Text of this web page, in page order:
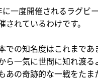
に一度開催されるラグビ
されているわけです。
での知名度はこれまで
ら一気に世間に知れ渡る
あの奇跡的な一戦をたま